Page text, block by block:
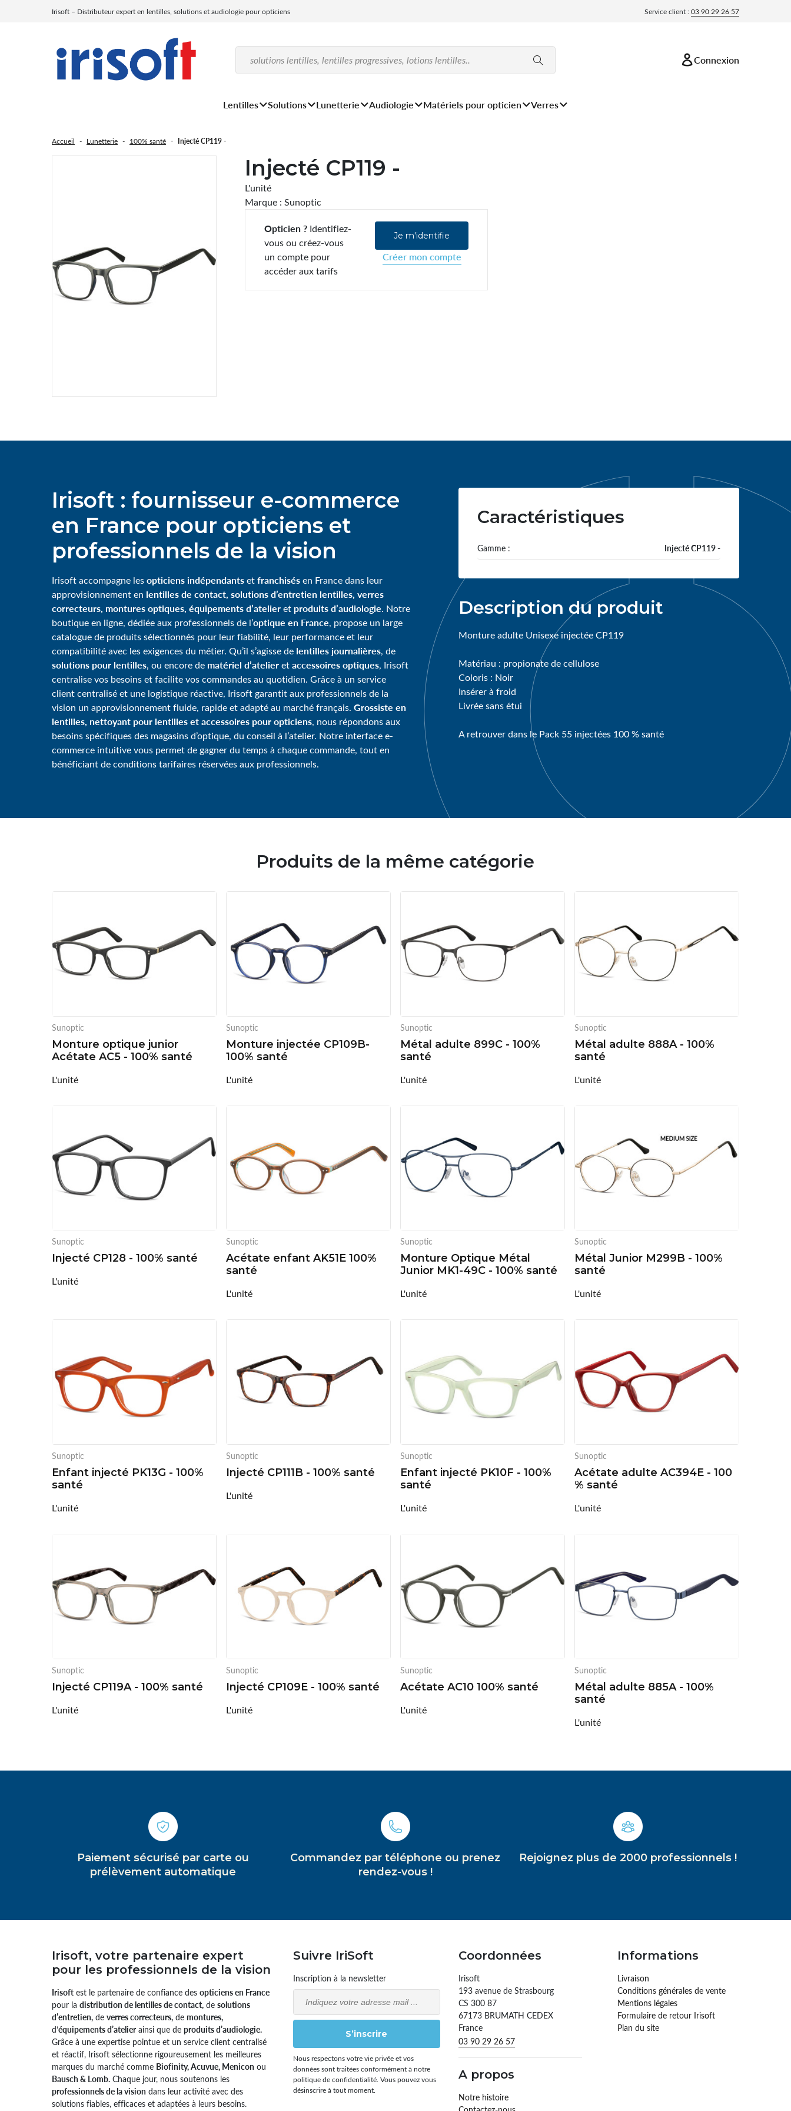
Irisoft – Distributeur expert en lentilles, solutions et audiologie pour opticiens Service client :03 90 29 26 57
Connexion
Lentilles Solutions Lunetterie Audiologie Matériels pour opticien Verres
Accueil Lunetterie 100% santé Injecté CP119 -
Injecté CP119 -
L'unité
Marque : Sunoptic
Opticien ?Identifiez-
vous ou créez-vous
un compte pour
accéder aux tarifs
Je m'identifie
Créer mon compte
Irisoft : fournisseur e-commerce
en France pour opticiens et
professionnels de la vision
Irisoft accompagne lesopticiens indépendantsetfranchisésen France dans leur
approvisionnement en lentilles de contact, solutions d’entretien lentilles, verres
correcteurs, montures optiques, équipements d’atelieret produits d’audiologie. Notre
boutique en ligne, dédiée aux professionnels de l’optique en France, propose un large
catalogue de produits sélectionnés pour leur fiabilité, leur performance et leur
compatibilité avec les exigences du métier. Qu’il s’agisse de lentilles journalières, de
solutions pour lentilles, ou encore de matériel d’atelieretaccessoires optiques, Irisoft
centralise vos besoins et facilite vos commandes au quotidien. Grâce à un service
client centralisé et une logistique réactive, Irisoft garantit aux professionnels de la
vision un approvisionnement fluide, rapide et adapté au marché français. Grossiste en
lentilles, nettoyant pour lentilles et accessoires pour opticiens, nous répondons aux
besoins spécifiques des magasins d’optique, du conseil à l’atelier. Notre interface e-
commerce intuitive vous permet de gagner du temps à chaque commande, tout en
bénéficiant de conditions tarifaires réservées aux professionnels.
Caractéristiques
Gamme : Injecté CP119 -
Description du produit
Monture adulte Unisexe injectée CP119
Matériau : propionate de cellulose
Coloris : Noir
Insérer à froid
Livrée sans étui
A retrouver dans le Pack 55 injectées 100 % santé
Produits de la même catégorie
Sunoptic
Monture optique junior
Acétate AC5 - 100% santé
L'unité
Sunoptic
Monture injectée CP109B-
100% santé
L'unité
Sunoptic
Métal adulte 899C - 100%
santé
L'unité
Sunoptic
Métal adulte 888A - 100%
santé
L'unité
Sunoptic
Injecté CP128 - 100% santé
L'unité
Sunoptic
Acétate enfant AK51E 100%
santé
L'unité
Sunoptic
Monture Optique Métal
Junior MK1-49C - 100% santé
L'unité
Sunoptic
Métal Junior M299B - 100%
santé
L'unité
Sunoptic
Enfant injecté PK13G - 100%
santé
L'unité
Sunoptic
Injecté CP111B - 100% santé
L'unité
Sunoptic
Enfant injecté PK10F - 100%
santé
L'unité
Sunoptic
Acétate adulte AC394E - 100
% santé
L'unité
Sunoptic
Injecté CP119A - 100% santé
L'unité
Sunoptic
Injecté CP109E - 100% santé
L'unité
Sunoptic
Acétate AC10 100% santé
L'unité
Sunoptic
Métal adulte 885A - 100%
santé
L'unité
Paiement sécurisé par carte ou
prélèvement automatique
Commandez par téléphone ou prenez
rendez-vous !
Rejoignez plus de 2000 professionnels !
Irisoft, votre partenaire expert
pour les professionnels de la vision
Irisoft est le partenaire de confiance des opticiens en France
pour la distribution de lentilles de contact, de solutions
d’entretien, de verres correcteurs, de montures,
d’équipements d’atelierainsi que de produits d’audiologie.
Grâce à une expertise pointue et un service client centralisé
et réactif, Irisoft sélectionne rigoureusement les meilleures
marques du marché comme Biofinity, Acuvue, Menicon ou
Bausch & Lomb. Chaque jour, nous soutenons les
professionnels de la vision dans leur activité avec des
solutions fiables, efficaces et adaptées à leurs besoins.
Suivre IriSoft
Inscription à la newsletter
Email
S’inscrire
Nous respectons votre vie privée et vos
données sont traitées conformément à notre
politique de confidentialité. Vous pouvez vous
désinscrire à tout moment.
Coordonnées
Irisoft
193 avenue de Strasbourg
CS 300 87
67173 BRUMATH CEDEX
France
03 90 29 26 57
A propos
Notre histoire
Informations
Livraison
Conditions générales de vente
Mentions légales
Formulaire de retour Irisoft
Plan du site